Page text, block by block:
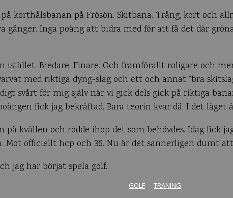
GOLF TRÄNING
korthålsbanan på Frösön. Skitbana. Trång, kort och
gånger. Inga poäng att bidra med för att få det där
istället. Bredare. Finare. Och framförallt roligare och
med riktiga dyng-slag och ett och annat ”bra
svårt för mig själv när vi gick dels gick på riktiga
fick jag bekräftad. Bara teorin kvar då. I det
på kvällen och rodde ihop det som behövdes. Idag
Mot officiellt hcp och 36. Nu är det sannerligen dumt
jag har börjat spela golf.